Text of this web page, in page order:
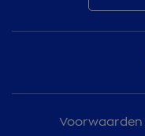
Voorwaarden